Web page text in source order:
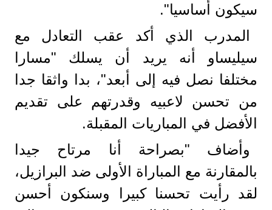
سيكون أساسيا".
المدرب الذي أكد عقب التعادل مع
سيليساو أنه يريد أن يسلك "مسارا
مختلفا نصل فيه إلى أبعد"، بدا واثقا جدا
من تحسن لاعبيه وقدرتهم على تقديم
الأفضل في المباريات المقبلة.
وأضاف "بصراحة أنا مرتاح جيدا
بالمقارنة مع المباراة الأولى ضد البرازيل،
لقد رأيت تحسنا كبيرا وسنكون أحسن